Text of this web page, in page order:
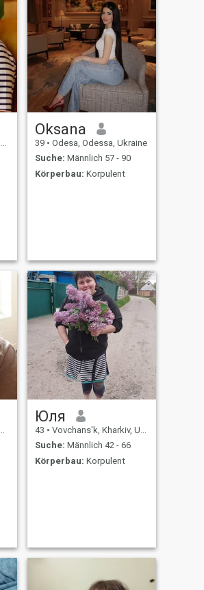
Oksana
39 • Odesa, Odessa, Ukraine
Suche: Männlich 57 - 90
Körperbau: Korpulent
Юля
43 • Vovchans'k, Kharkiv, Ukraine
Suche: Männlich 42 - 66
Körperbau: Korpulent